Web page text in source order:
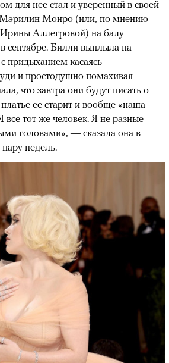
для нее стал и уверенный в своей
Мэрилин Монро (или, по мнению
Ирины Аллегровой) на балу
в сентябре. Билли выплыла на
придыханием касаясь
и простодушно помахивая
что завтра они будут писать о
ее старит и вообще «наша
все тот же человек. Я не разные
головами», — сказала она в
недель.